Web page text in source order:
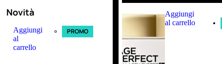
Novità
Aggiungi
al
carrello
PROMO
Aggiungi
al carrello